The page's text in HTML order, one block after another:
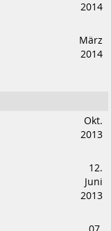
2014
März
2014
Okt.
2013
12.
Juni
2013